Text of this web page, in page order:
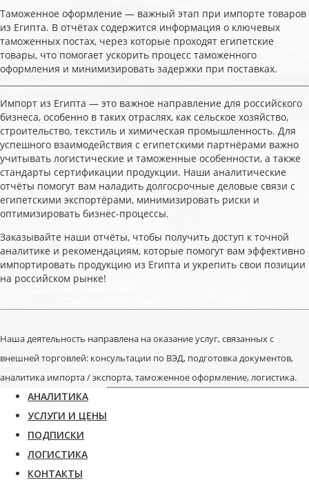
Таможенное оформление — важный этап при импорте товаров
из Египта. В отчётах содержится информация о ключевых
таможенных постах, через которые проходят египетские
товары, что помогает ускорить процесс таможенного
оформления и минимизировать задержки при поставках.
Импорт из Египта — это важное направление для российского
бизнеса, особенно в таких отраслях, как сельское хозяйство,
строительство, текстиль и химическая промышленность. Для
успешного взаимодействия с египетскими партнёрами важно
учитывать логистические и таможенные особенности, а также
стандарты сертификации продукции. Наши аналитические
отчёты помогут вам наладить долгосрочные деловые связи с
египетскими экспортёрами, минимизировать риски и
оптимизировать бизнес-процессы.
Заказывайте наши отчёты, чтобы получить доступ к точной
аналитике и рекомендациям, которые помогут вам эффективно
импортировать продукцию из Египта и укрепить свои позиции
на российском рынке!
Наша деятельность направлена на оказание услуг, связанных с
внешней торговлей: консультации по ВЭД, подготовка документов,
аналитика импорта / экспорта, таможенное оформление, логистика.
АНАЛИТИКА
УСЛУГИ И ЦЕНЫ
ПОДПИСКИ
ЛОГИСТИКА
КОНТАКТЫ